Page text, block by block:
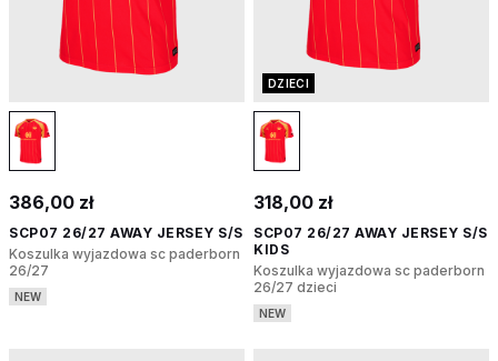
386,00 zł
SCP07 26/27 AWAY JERSEY S/S
Koszulka wyjazdowa sc paderborn
26/27
NEW
DZIECI
318,00 zł
SCP07 26/27 AWAY JERSEY S/S
KIDS
Koszulka wyjazdowa sc paderborn
26/27 dzieci
NEW